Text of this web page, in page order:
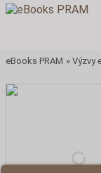
eBooks PRAM » Výzvy